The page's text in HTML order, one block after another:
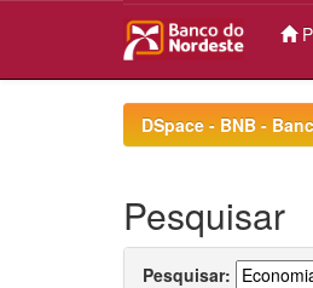
DSpace - BNB -
Pesquisar
Pesquisar: